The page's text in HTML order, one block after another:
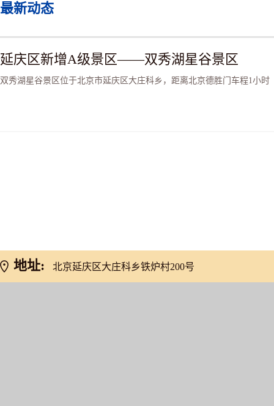
最新动态
延庆区新增A级景区——双秀湖星谷景区
双秀湖星谷景区位于北京市延庆区大庄科乡，距离北京德胜门车程1小时
地址:
北京延庆区大庄科乡铁炉村200号